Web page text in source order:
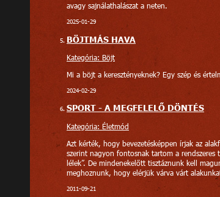
avagy sajnálathalászat a neten.
2025-01-29
BÖJTMÁS HAVA
Kategória: Böjt
Mi a böjt a keresztényeknek? Egy szép és
2024-02-29
SPORT - A MEGFELELŐ DÖNTÉS
Kategória: Életmód
Azt kérték, hogy bevezetésképpen írjak az
szerint nagyon fontosnak tartom a
lélek”. De mindenekelőtt tisztáznunk kell
meghoznunk, hogy elérjük várva várt
2011-09-21